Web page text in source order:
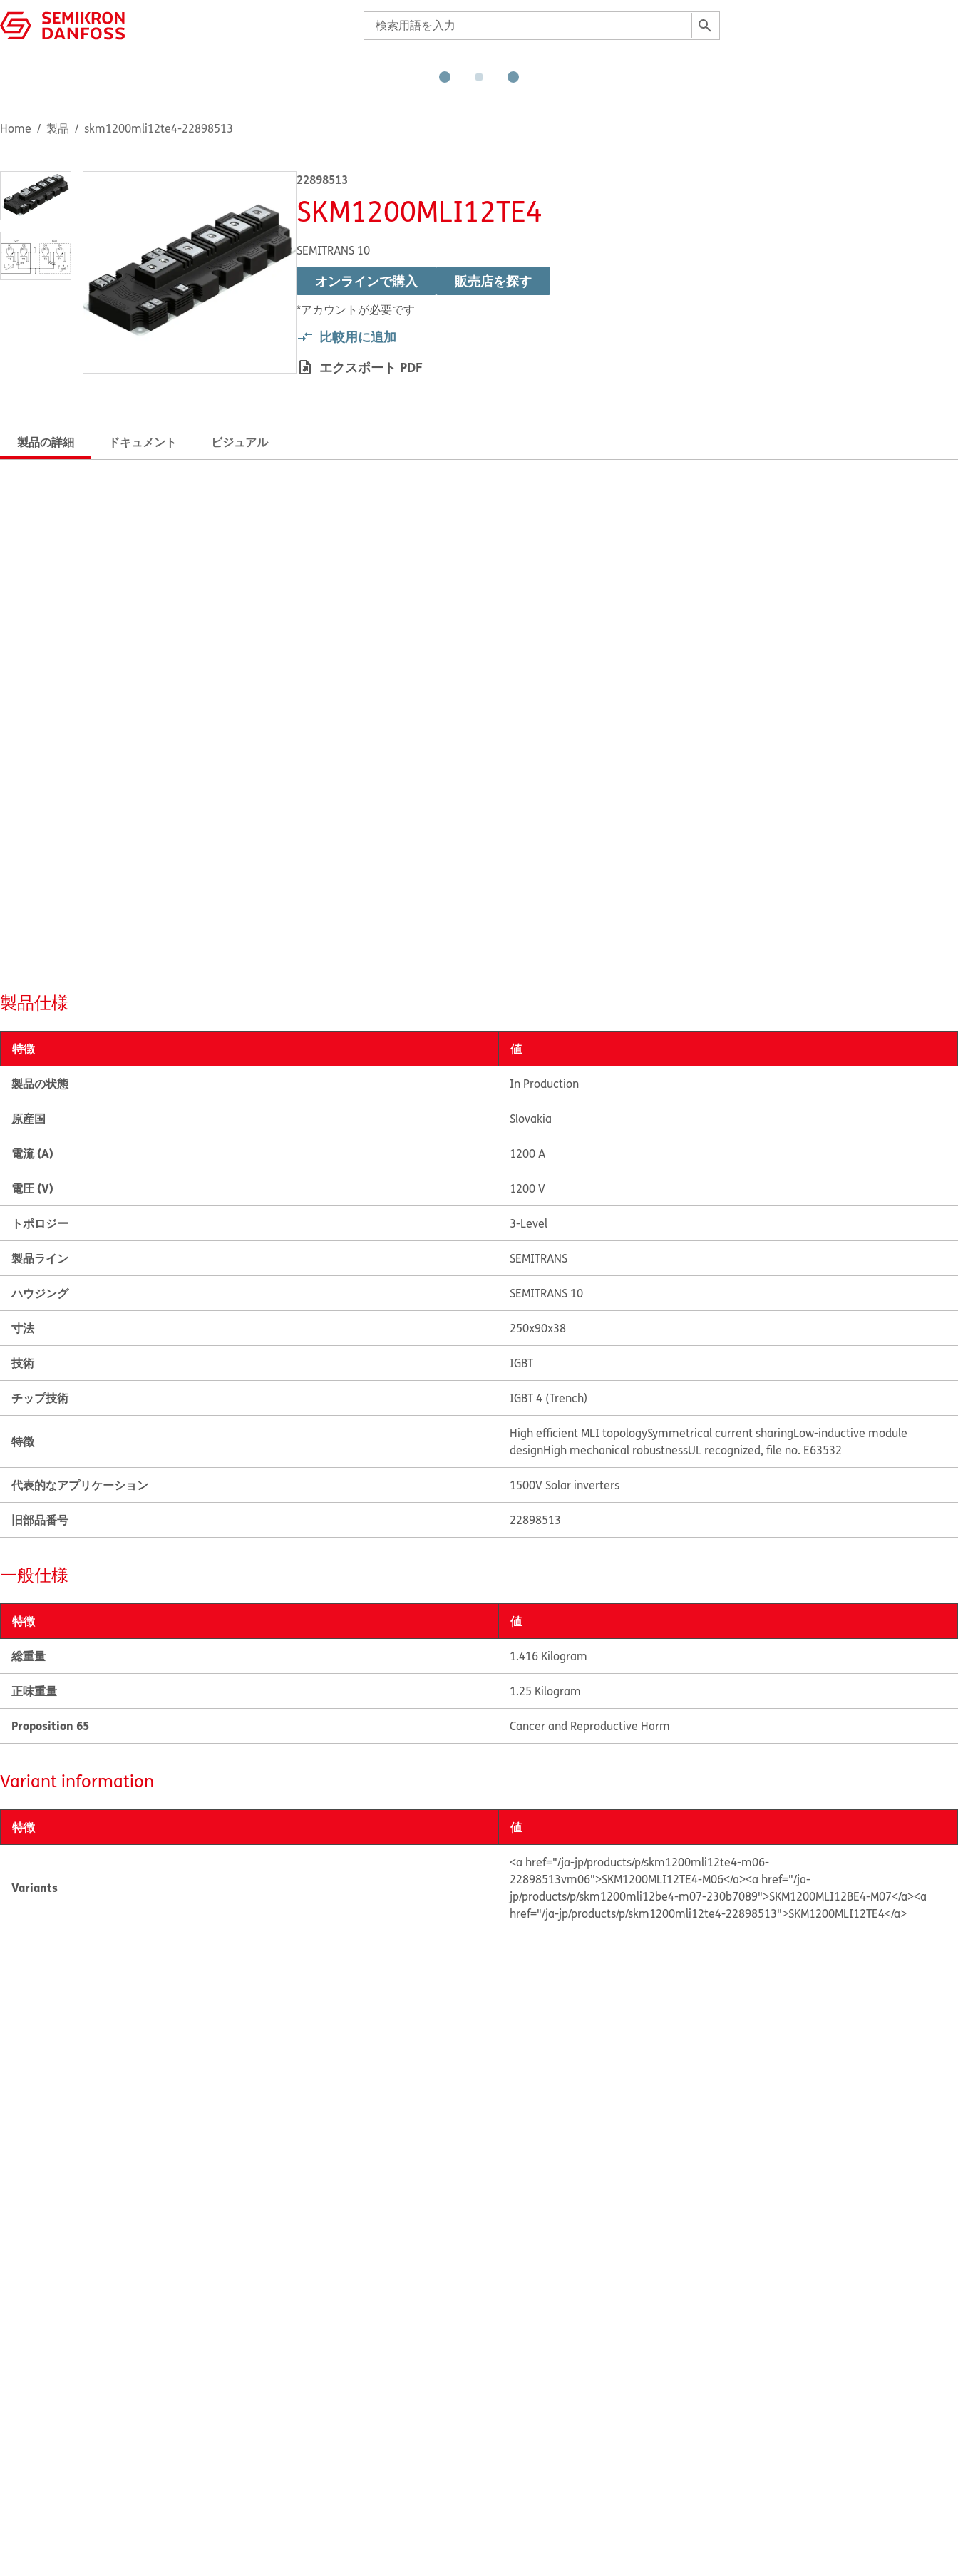
Home 製品 skm1200mli12te4-22898513
22898513
SKM1200MLI12TE4
SEMITRANS 10
オンラインで購入
*アカウントが必要です
販売店を探す
比較用に追加
エクスポート PDF
製品の詳細 ドキュメント ビジュアル
製品仕様
特徴 値
製品の状態 In Production
原産国 Slovakia
電流 (A) 1200 A
電圧 (V) 1200 V
トポロジー 3-Level
製品ライン SEMITRANS
ハウジング SEMITRANS 10
寸法 250x90x38
技術 IGBT
チップ技術 IGBT 4 (Trench)
特徴 High efficient MLI topologySymmetrical current sharingLow-inductive module
designHigh mechanical robustnessUL recognized, file no. E63532
代表的なアプリケーション 1500V Solar inverters
旧部品番号 22898513
一般仕様
特徴 値
総重量 1.416 Kilogram
正味重量 1.25 Kilogram
Proposition 65 Cancer and Reproductive Harm
Variant information
特徴 値
Variants
<a href="/ja-jp/products/p/skm1200mli12te4-m06-
22898513vm06">SKM1200MLI12TE4-M06</a><a href="/ja-
jp/products/p/skm1200mli12be4-m07-230b7089">SKM1200MLI12BE4-M07</a><a
href="/ja-jp/products/p/skm1200mli12te4-22898513">SKM1200MLI12TE4</a>